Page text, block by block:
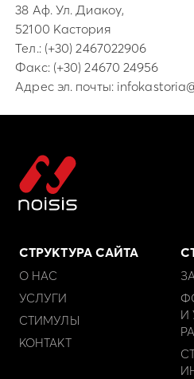
38 Аф. Ул. Диакоу,
52100 Кастория
Тел.: (+30) 2467022906
Факс: (+30) 24670 24956
Адрес эл. почты:
СТРУКТУРА САЙТА
О НАС
УСЛУГИ
СТИМУЛЫ
КОНТАКТ
И